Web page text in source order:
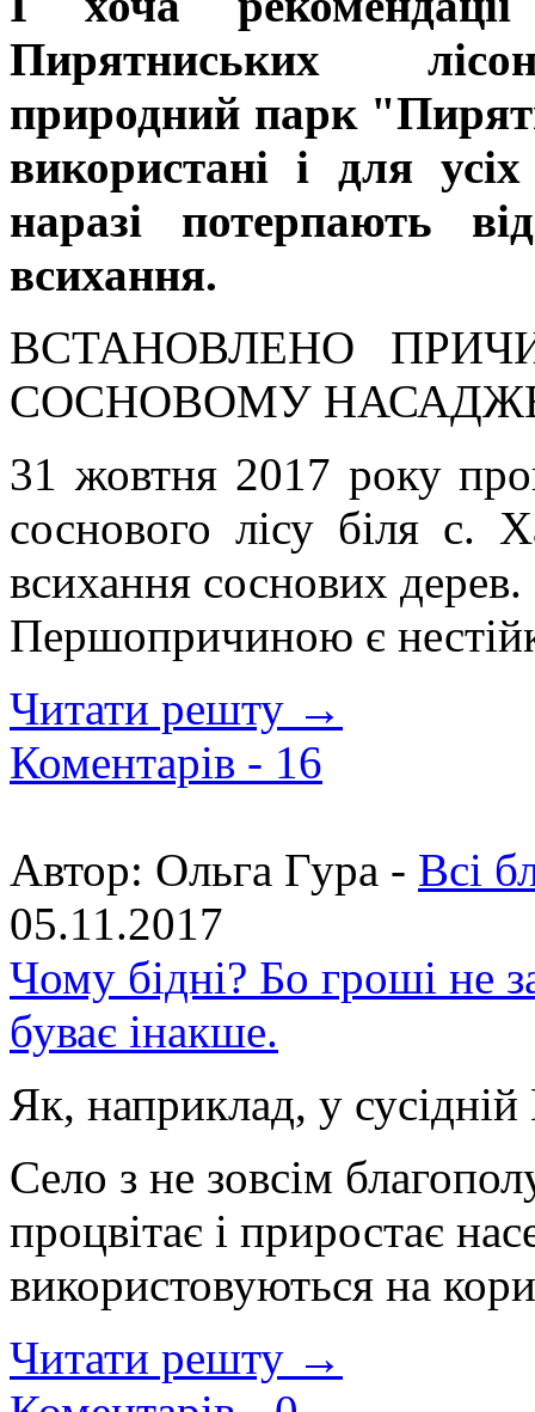
Пирятниських
природний парк
використані і для
наразі потерпають
всихання.
ВСТАНОВЛЕНО
СОСНОВОМУ
31 жовтня 2017 року
соснового лісу біля с.
всихання соснових дерев.
Першопричиною є
Читати решту →
Коментарів - 16
Автор: Ольга Гура - Всі
05.11.2017
Чому бідні? Бо гроші не
буває інакше.
Як, наприклад, у
Село з не зовсім
процвітає і приростає
використовуються на
Читати решту →